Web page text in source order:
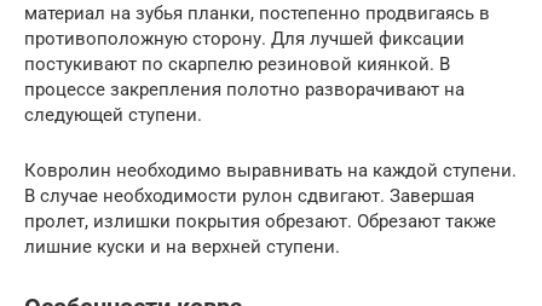
материал на зубья планки, постепенно продвигаясь в
противоположную сторону. Для лучшей фиксации
постукивают по скарпелю резиновой киянкой. В
процессе закрепления полотно разворачивают на
следующей ступени.
Ковролин необходимо выравнивать на каждой ступени.
В случае необходимости рулон сдвигают. Завершая
пролет, излишки покрытия обрезают. Обрезают также
лишние куски и на верхней ступени.